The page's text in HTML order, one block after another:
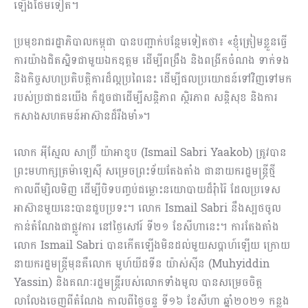
ឡើងថែមទៀត។
ប្រមុខរាជរដ្ឋាភិបាលកម្ពុជា បានបញ្ជាក់បន្ថែមទៀតថា៖ «ខ្ញុំត្រៀមខ្លួនធ្វើ
ការយ៉ាងជិតស្និទជាមួយឯកឧត្តម ដើម្បីពង្រឹង និងពង្រីកចំណង ទាក់ទង
និងកិច្ចសហប្រតិបតិ្តការដ៏ល្អប្រពៃនេះ ដើម្បីផលប្រយោជន៍ទៅវិញទៅមក
របស់ប្រជាជនយើង ក៏ដូចជាដើម្បីសន្តិភាព សិ្ថរភាព សន្តិសុខ និងការ
កសាងសហគមន៍អាស៊ានដ៏រឹងមាំ»។
លោក អ៉ីស្មែល សាប្រ៊ី យ៉ាអាខូប (Ismail Sabri Yaakob) ត្រូវបាន
ព្រះមហាក្សត្រម៉ាឡេស៊ី សម្រេចព្រះទ័យតែងតាំង ជានាយករដ្ឋមន្ត្រីថ្មី
កាលពីម្សិលមិញ ដើម្បីបិទបញ្ចប់ជម្លោះនយោបាយដ៏រុំារ៉ៃ ដែលប្រទេស
អាស៊ានមួយនេះបានជួបប្រទះ។ លោក Ismail Sabri នឹងស្បថចូល
កាន់តំណែងជាផ្លូវការ នៅថ្ងៃសៅរ៍ ទី២១ ខែសីហានេះ។ ការតែងតាំង
លោក Ismail Sabri បានកើតឡើងមិនដល់មួយសប្តាហ៍ឡើយ ក្រោយ
នាយករដ្ឋមន្ត្រីមុនគឺលោក មូហ៍យីដទីន យ៉ាស់ស៊ីន (Muhyiddin
Yassin) និងគណៈរដ្ឋមន្ត្រីរបស់លោកទាំងមូល បានសម្រេចចិត្ត
លាលែងចេញពីតំណែង កាលពីថ្ងៃចន្ទ ទី១៦ ខែសីហា ឆ្នាំ២០២១ កន្លង